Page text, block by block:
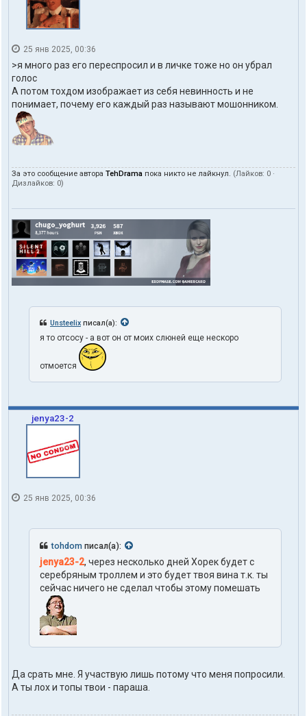
я
t
d
o
25 янв 2025, 00:36
>я много раз его переспросил и в личке тоже но он убрал
голос
А потом тохдом изображает из себя невинность и не
понимает, почему его каждый раз называют мошонником.
За это сообщение автора TehDrama пока никто не лайкнул. (Лайков: 0 ·
Дизлайков: 0)
Unsteelix писал(а):
я то отсосу - а вот он от моих слюней еще нескоро
отмоется
jenya23-2
25 янв 2025, 00:36
tohdom писал(а):
jenya23-2, через несколько дней Хорек будет с
серебряным троллем и это будет твоя вина т.к. ты
сейчас ничего не сделал чтобы этому помешать
Да срать мне. Я участвую лишь потому что меня попросили.
А ты лох и топы твои - параша.